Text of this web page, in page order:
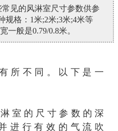
见的风淋室尺寸参数供参
规格：1米;2米;3米;4米等
般是0.79/0.8米。
所不同。以下是一
室的尺寸参数的深
进行有效的气流吹